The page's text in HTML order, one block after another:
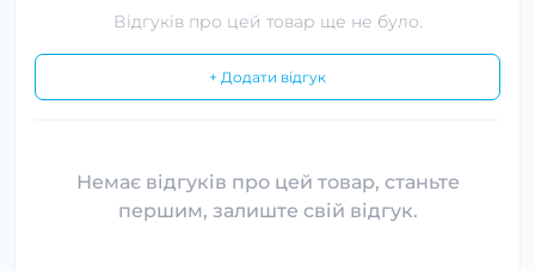
Відгуків про цей товар ще не було.
+ Додати відгук
Немає відгуків про цей товар, станьте
першим, залиште свій відгук.